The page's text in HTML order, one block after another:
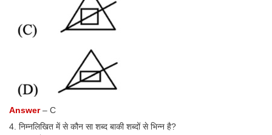
Stenographers Grade 'C&D'
SSC Constable (GD)
SSC Junior Engineers (J.E.)
Junior Hindi Translators (JHT)
Answer– C
4. निम्नलिखित में से कौन सा शब्द बाकी शब्दों से भिन्न है?